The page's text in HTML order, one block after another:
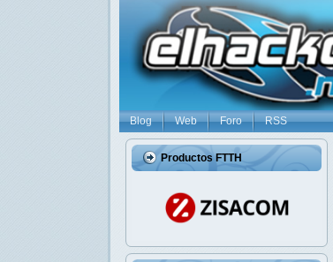
Blog Web Foro RSS
Productos FTTH